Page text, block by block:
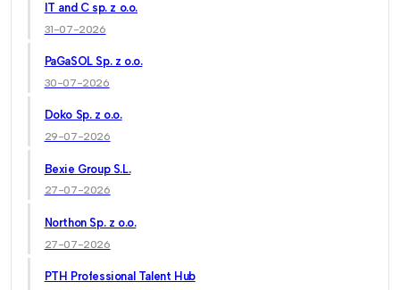
IT and C sp. z o.o.
31-07-2026
PaGaSOL Sp. z o.o.
30-07-2026
Doko Sp. z o.o.
29-07-2026
Bexie Group S.L.
27-07-2026
Northon Sp. z o.o.
27-07-2026
PTH Professional Talent Hub